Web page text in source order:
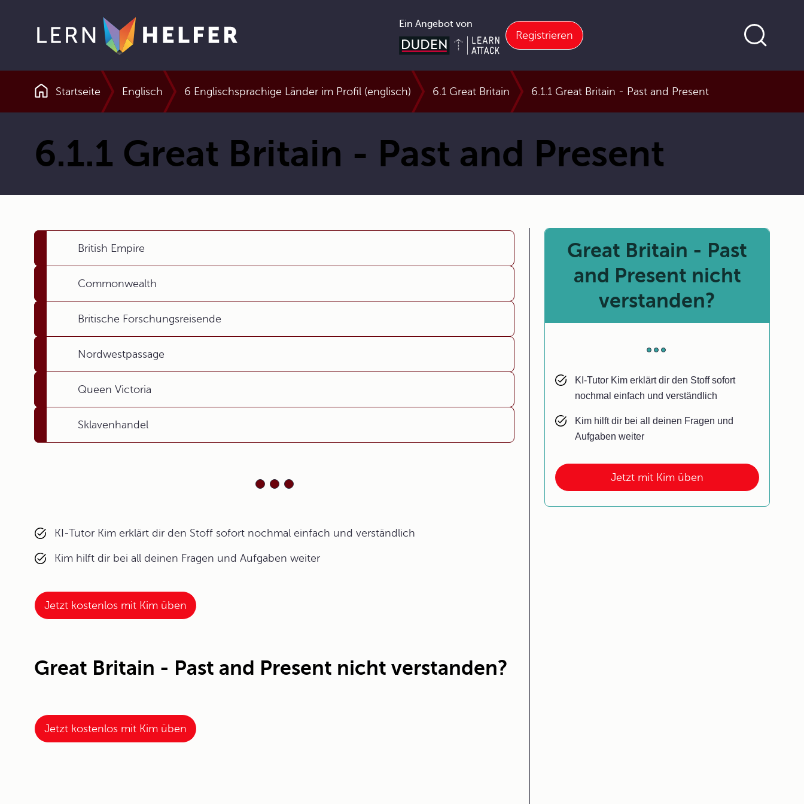
Ein Angebot von
Registrieren
Pfadnavigation
Startseite Englisch 6 Englischsprachige Länder im Profil (englisch) 6.1 Great Britain 6.1.1 Great Britain - Past and Present
6.1.1 Great Britain - Past and Present
British Empire
Commonwealth
Britische Forschungsreisende
Nordwestpassage
Queen Victoria
Sklavenhandel
KI-Tutor Kim erklärt dir den Stoff sofort nochmal einfach und verständlich
Kim hilft dir bei all deinen Fragen und Aufgaben weiter
Jetzt kostenlos mit Kim üben
Great Britain - Past and Present nicht verstanden?
Jetzt kostenlos mit Kim üben
Jetzt mit Kim üben
Great Britain - Past
and Present nicht
verstanden?
KI-Tutor Kim erklärt dir den Stoff sofort
nochmal einfach und verständlich
Kim hilft dir bei all deinen Fragen und
Aufgaben weiter